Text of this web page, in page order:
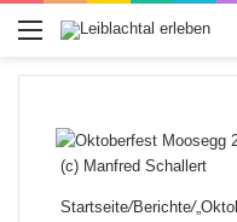
Menü
(c) Manfred Schallert
Startseite/Berichte/